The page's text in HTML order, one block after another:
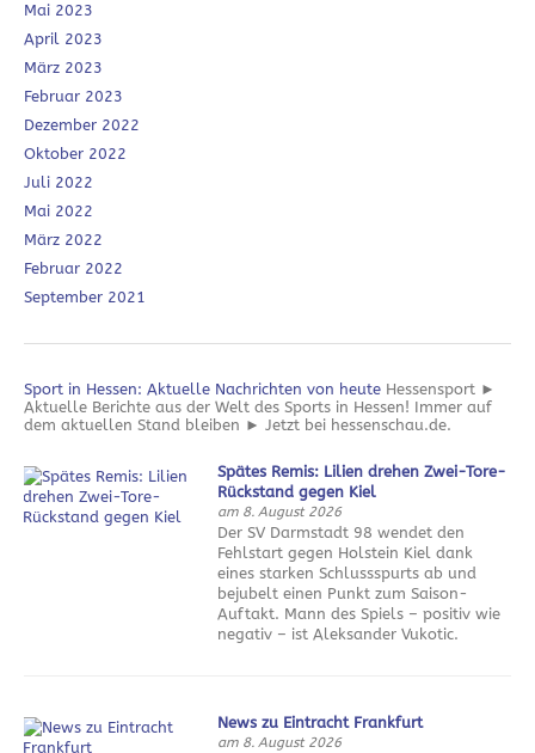
Mai 2023
April 2023
März 2023
Februar 2023
Dezember 2022
Oktober 2022
Juli 2022
Mai 2022
März 2022
Februar 2022
September 2021
Sport in Hessen: Aktuelle Nachrichten von heute Hessensport ►
Aktuelle Berichte aus der Welt des Sports in Hessen! Immer auf
dem aktuellen Stand bleiben ► Jetzt bei hessenschau.de.
Spätes Remis: Lilien drehen Zwei-Tore-
Rückstand gegen Kiel
am 8. August 2026
Der SV Darmstadt 98 wendet den
Fehlstart gegen Holstein Kiel dank
eines starken Schlussspurts ab und
bejubelt einen Punkt zum Saison-
Auftakt. Mann des Spiels – positiv wie
negativ – ist Aleksander Vukotic.
News zu Eintracht Frankfurt
am 8. August 2026